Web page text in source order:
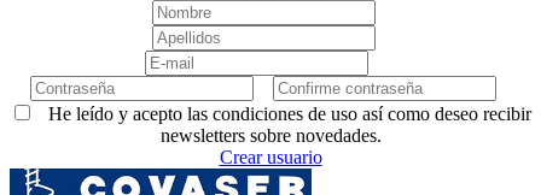
He leído y acepto las condiciones de uso así como deseo recibir
newsletters sobre novedades.
Crear usuario